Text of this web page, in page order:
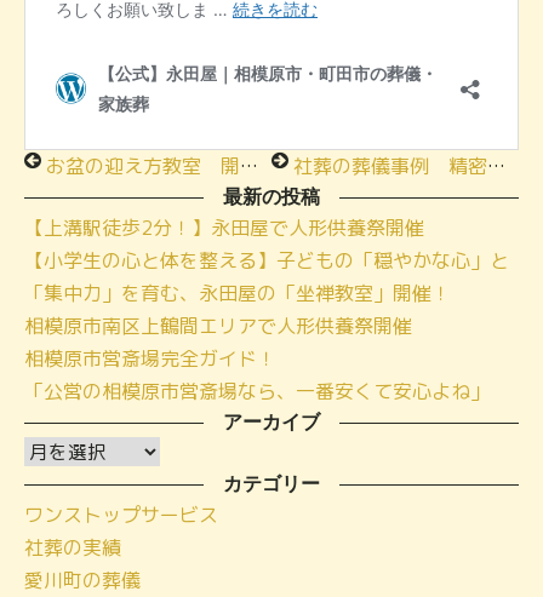
お盆の迎え方教室 開催いたしました！ 社葬の葬儀事例 精密板金製品製造会社 様
最新の投稿
【上溝駅徒歩2分！】永田屋で人形供養祭開催
【小学生の心と体を整える】子どもの「穏やかな心」と
「集中力」を育む、永田屋の「坐禅教室」開催！
相模原市南区上鶴間エリアで人形供養祭開催
相模原市営斎場完全ガイド！
「公営の相模原市営斎場なら、一番安くて安心よね」
アーカイブ
ア
ー
カ
イ
ブ
カテゴリー
ワンストップサービス
社葬の実績
愛川町の葬儀